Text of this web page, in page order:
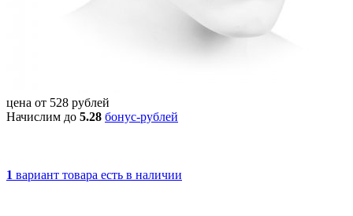
цена от 528 рублей
Начислим до 5.28 бонус-рублей
1 вариант товара есть в наличии